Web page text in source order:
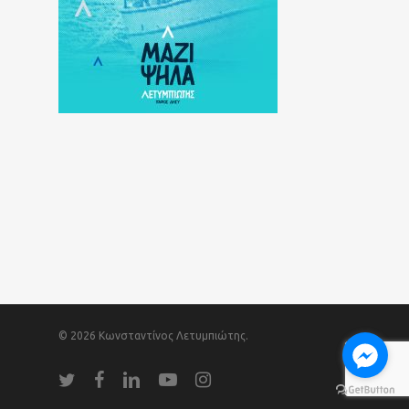
© 2026 Κωνσταντίνος Λετυμπιώτης.
twitter facebooklinkedin youtube instagram